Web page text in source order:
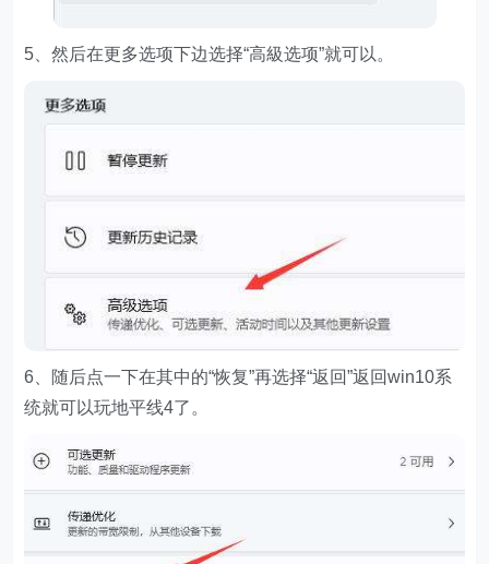
5、然后在更多选项下边选择“高級选项”就可以。
6、随后点一下在其中的“恢复”再选择“返回”返回win10系
统就可以玩地平线4了。